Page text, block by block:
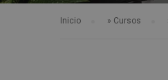
Inicio » Cursos